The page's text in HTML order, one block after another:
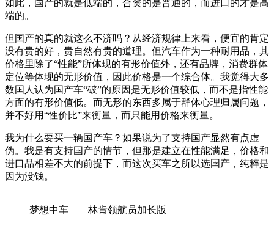
如此，国产的就是低端的，合资的是普通的，而进口的才是高
端的。
但国产的真的就这么不济吗？从经济规律上来看，便宜的肯定
没有贵的好，贵自然有贵的道理。但汽车作为一种耐用品，其
价格里除了“性能”所体现的有形价值外，还有品牌，消费群体
定位等体现的无形价值，因此价格是一个综合体。我觉得大多
数国人认为国产车“破”的原因是无形价值较低，而不是指性能
方面的有形价值低。而无形的东西多属于群体心理归属问题，
并不好用“性价比”来衡量，而只能用价格来衡量。
我为什么要买一辆国产车？如果说为了支持国产显然有点虚
伪。我是有支持国产的情节，但那是建立在性能满足，价格和
进口品相差不大的前提下，而这次买车之所以选国产，纯粹是
因为没钱。
梦想中车——林肯领航员加长版